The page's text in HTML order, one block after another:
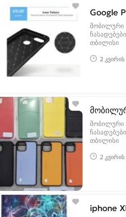
Google
მობილური
თბილისი
2 კვირის
მობილური
თბილისი
2 კვირის
iphone